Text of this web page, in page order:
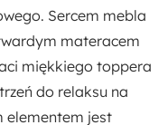
. Sercem mebla
materacem
miękkiego toppera
do relaksu na
elementem jest